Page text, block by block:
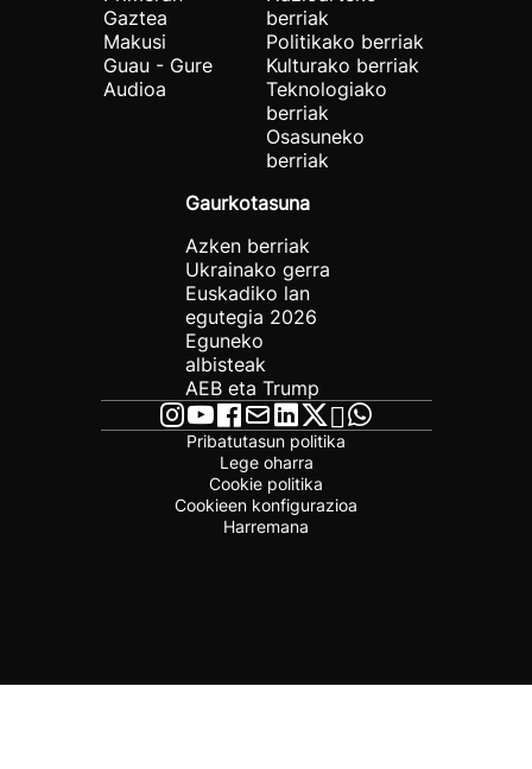
Gaztea
Makusi
Guau - Gure
Audioa
berriak
Politikako berriak
Kulturako berriak
Teknologiako
berriak
Osasuneko
berriak
Gaurkotasuna
Azken berriak
Ukrainako gerra
Euskadiko lan
egutegia 2026
Eguneko
albisteak
AEB eta Trump
Pribatutasun politika
Lege oharra
Cookie politika
Cookieen konfigurazioa
Harremana